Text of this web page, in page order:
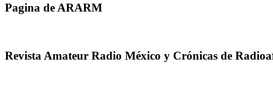
Pagina de ARARM
Revista Amateur Radio México y Crónicas de